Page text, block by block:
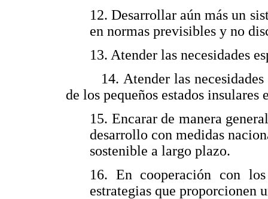
12. Desarrollar aún más un
en normas previsibles y no
13. Atender las necesidades
14. Atender las necesidades
de los pequeños estados insulares
15. Encarar de manera
desarrollo con medidas
sostenible a largo plazo.
16. En cooperación con
estrategias que proporcionen